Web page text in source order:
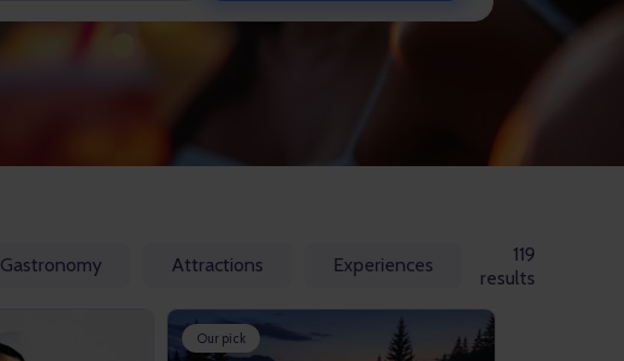
Gastronomy Attractions Experiences
119
results
Our pick